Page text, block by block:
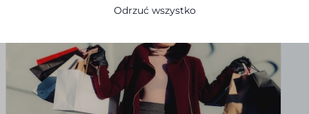
Odrzuć wszystko